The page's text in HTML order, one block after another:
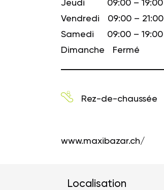
Jeudi
09:00 – 19:00
Vendredi
09:00 – 21:00
Samedi
09:00 – 19:00
Dimanche
Fermé
Rez-de-chaussée
www.maxibazar.ch/
Localisation